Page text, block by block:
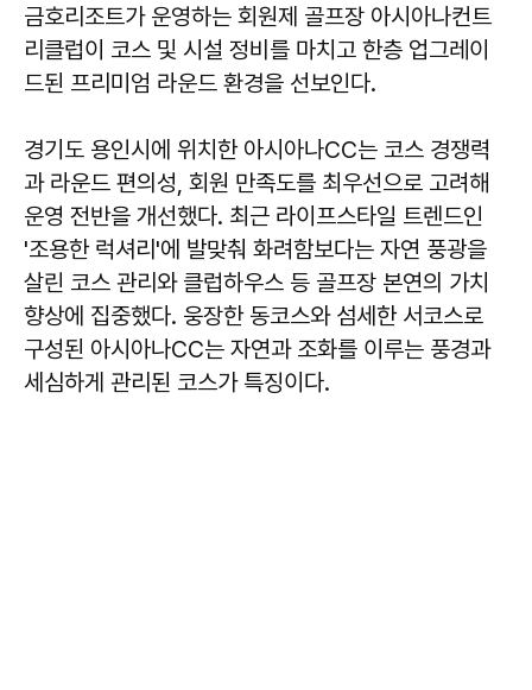
금호리조트가 운영하는 회원제 골프장 아시아나컨트
리클럽이 코스 및 시설 정비를 마치고 한층 업그레이
드된 프리미엄 라운드 환경을 선보인다.
경기도 용인시에 위치한 아시아나CC는 코스 경쟁력
과 라운드 편의성, 회원 만족도를 최우선으로 고려해
운영 전반을 개선했다. 최근 라이프스타일 트렌드인
'조용한 럭셔리'에 발맞춰 화려함보다는 자연 풍광을
살린 코스 관리와 클럽하우스 등 골프장 본연의 가치
향상에 집중했다. 웅장한 동코스와 섬세한 서코스로
구성된 아시아나CC는 자연과 조화를 이루는 풍경과
세심하게 관리된 코스가 특징이다.